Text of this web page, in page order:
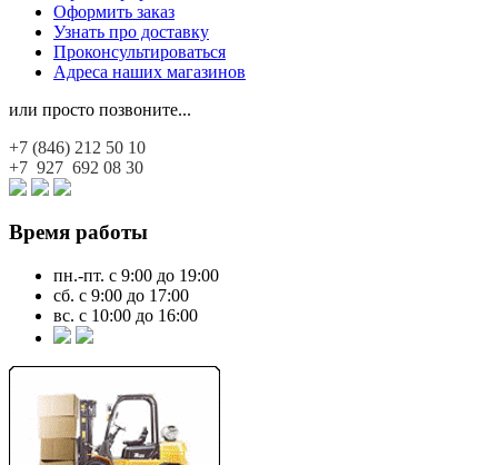
Оформить заказ
Узнать про доставку
Проконсультироваться
Адреса наших магазинов
или просто позвоните...
+7 (846) 212 50 10
+7 927 692 08 30
Время работы
пн.-пт. с 9:00 до 19:00
сб. с 9:00 до 17:00
вс. с 10:00 до 16:00